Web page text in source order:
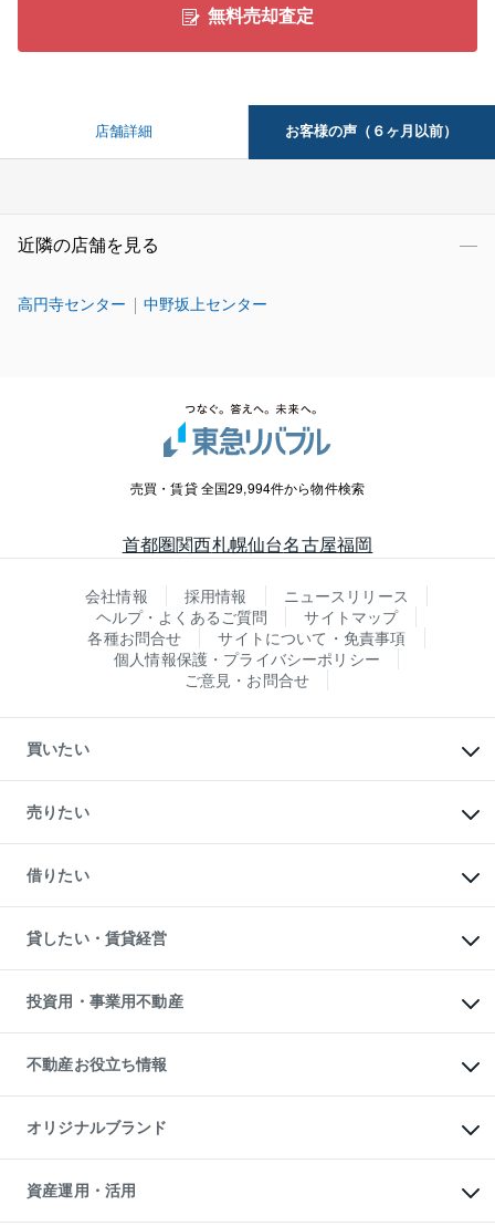
無料売却査定
店舗詳細 お客様の声（６ヶ月以前）
近隣の店舗を見る
高円寺センター 中野坂上センター
売買・賃貸 全国29,994件から物件検索
首都圏関西札幌仙台名古屋福岡
会社情報 採用情報
ニュースリリース
ヘルプ・よくあるご質問
サイトマップ
各種お問合せ
サイトについて・免責事項
個人情報保護・プライバシーポリシー
ご意見・お問合せ
買いたい
新築・分譲マンションの購入
中古マンションの購入
一戸建ての購入
中古一戸建ての購入
不動産購入の流れ
注目キーワード物件特集
購入ガイド
English 繁体中文簡体中文
売りたい
一戸建ての売却・査定
土地の売却・査定
スピードAI査定
不動産査定について
不動産売却の流れ
不動産買換えの流れ
売却ガイド
借りたい
オフィス・店舗の賃貸
借りるときの流れ
借りるガイド
貸したい・賃貸経営
マンション賃料データ
賃貸管理プラン
リロケーションについて
貸すガイド
投資用・事業用不動産
事業用不動産
マンション投資
投資用マンション
アパート経営
収益物件
ビル購入（ビル一棟）
投資用不動産の売却査定
事業用不動産の売却査定
不動産お役立ち情報
マンションライブラリー
人気マンションランキング
暮らしに役立つ不動産メディア
不動産相場・不動産価格情報
オリジナルブランド
一棟リノベーションマンション
L`GENTE（ルジェンテ）
区分リノベーションマンション
資産運用・活用